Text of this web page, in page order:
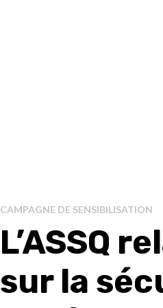
CAMPAGNE DE SENSIBILISATION
L’ASSQ
sur la